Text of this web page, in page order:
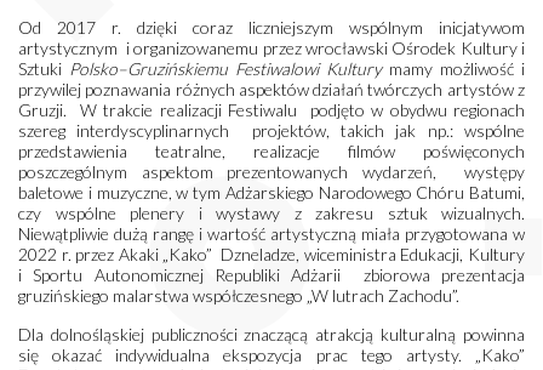
Od 2017 r. dzięki coraz liczniejszym wspólnym inicjatywom
artystycznym i organizowanemu przez wrocławski Ośrodek Kultury i
Sztuki Polsko–Gruzińskiemu Festiwalowi Kultury mamy możliwość i
przywilej poznawania różnych aspektów działań twórczych artystów z
Gruzji. W trakcie realizacji Festiwalu podjęto w obydwu regionach
szereg interdyscyplinarnych projektów, takich jak np.: wspólne
przedstawienia teatralne, realizacje filmów poświęconych
poszczególnym aspektom prezentowanych wydarzeń, występy
baletowe i muzyczne, w tym Adżarskiego Narodowego Chóru Batumi,
czy wspólne plenery i wystawy z zakresu sztuk wizualnych.
Niewątpliwie dużą rangę i wartość artystyczną miała przygotowana w
2022 r. przez Akaki „Kako” Dzneladze, wiceministra Edukacji, Kultury
i Sportu Autonomicznej Republiki Adżarii zbiorowa prezentacja
gruzińskiego malarstwa współczesnego „W lutrach Zachodu”.
Dla dolnośląskiej publiczności znaczącą atrakcją kulturalną powinna
się okazać indywidualna ekspozycja prac tego artysty. „Kako”